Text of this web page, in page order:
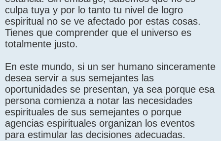
culpa tuya y por lo tanto tu nivel de logro
espiritual no se ve afectado por estas cosas.
Tienes que comprender que el universo es
totalmente justo.
En este mundo, si un ser humano sinceramente
desea servir a sus semejantes las
oportunidades se presentan, ya sea porque esa
persona comienza a notar las necesidades
espirituales de sus semejantes o porque
agencias espirituales organizan los eventos
para estimular las decisiones adecuadas.